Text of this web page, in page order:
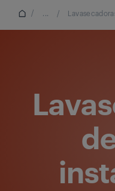
/ ... /